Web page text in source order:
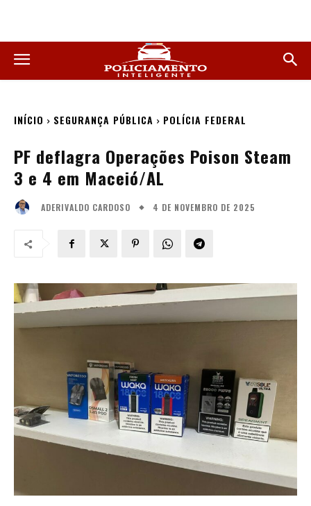
INÍCIO SEGURANÇA PÚBLICA POLÍCIA FEDERAL
PF deflagra Operações Poison Steam
3 e 4 em Maceió/AL
ADERIVALDO CARDOSO 4 DE NOVEMBRO DE 2025